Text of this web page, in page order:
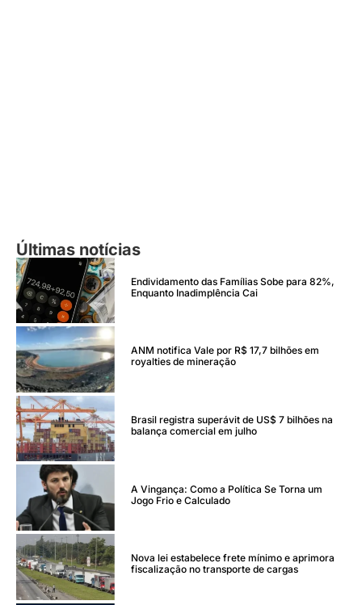
Últimas notícias
Endividamento das Famílias Sobe para 82%,
Enquanto Inadimplência Cai
ANM notifica Vale por R$ 17,7 bilhões em
royalties de mineração
Brasil registra superávit de US$ 7 bilhões na
balança comercial em julho
A Vingança: Como a Política Se Torna um
Jogo Frio e Calculado
Nova lei estabelece frete mínimo e aprimora
fiscalização no transporte de cargas